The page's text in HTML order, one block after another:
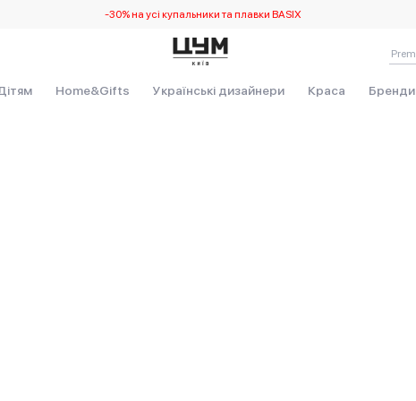
-30% на усі купальники та плавки BASIX
Home&Gifts Українські дизайнери Краса Бренди